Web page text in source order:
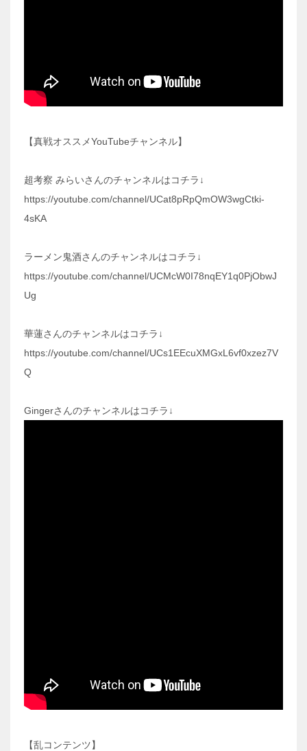
【真戦オススメYouTubeチャンネル】
超考察 みらいさんのチャンネルはコチラ↓
https://youtube.com/channel/UCat8pRpQmOW3wgCtki-
4sKA
ラーメン鬼酒さんのチャンネルはコチラ↓
https://youtube.com/channel/UCMcW0I78nqEY1q0PjObwJ
Ug
華蓮さんのチャンネルはコチラ↓
https://youtube.com/channel/UCs1EEcuXMGxL6vf0xzez7V
Q
Gingerさんのチャンネルはコチラ↓
【乱コンテンツ】